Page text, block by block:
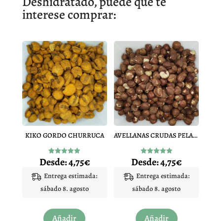
interese comprar:
KIKO GORDO CHURRUCA
Valorado
con
de 5
Desde:4,75€
Entrega estimada:
sábado 8. agosto
Añadir
producto
AVELLANAS CRUDAS PELADAS
Valorado
con
de 5
Desde:4,75€
Entrega estimada:
sábado 8. agosto
Añadir
producto